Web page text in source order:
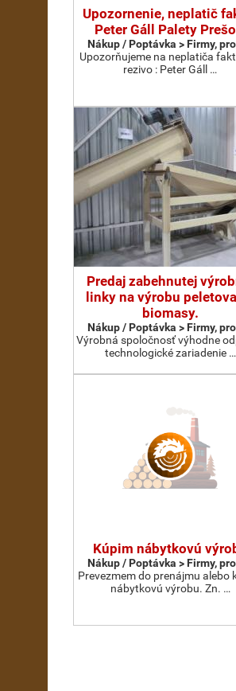
Upozornenie, neplatič
Peter Gáll Palety
Nákup / Poptávka > Firmy,
Upozorňujeme na neplatiča
rezivo : Peter Gáll …
Predaj zabehnutej
linky na výrobu
biomasy.
Nákup / Poptávka > Firmy,
Výrobná spoločnosť výhodne
technologické zariadenie …
Kúpim nábytkovú
Nákup / Poptávka > Firmy,
Prevezmem do prenájmu alebo
nábytkovú výrobu. Zn. …